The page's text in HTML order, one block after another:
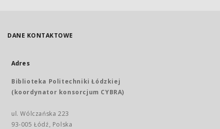
DANE KONTAKTOWE
Adres
Biblioteka Politechniki Łódzkiej
(koordynator konsorcjum CYBRA)
ul. Wólczańska 223
93-005 Łódź, Polska